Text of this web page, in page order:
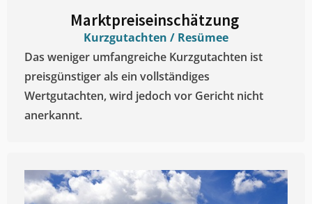
Marktpreiseinschätzung ​
Kurzgutachten / Resümee
Das weniger umfangreiche Kurzgutachten ist
preisgünstiger als ein vollständiges
Wertgutachten, wird jedoch vor Gericht nicht
anerkannt.